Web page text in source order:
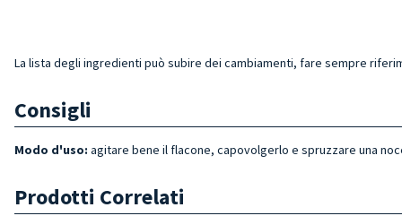
La lista degli ingredienti può subire dei cambiamenti, fare sempre
Consigli
Modo d'uso: agitare bene il flacone, capovolgerlo e spruzzare una
Prodotti Correlati